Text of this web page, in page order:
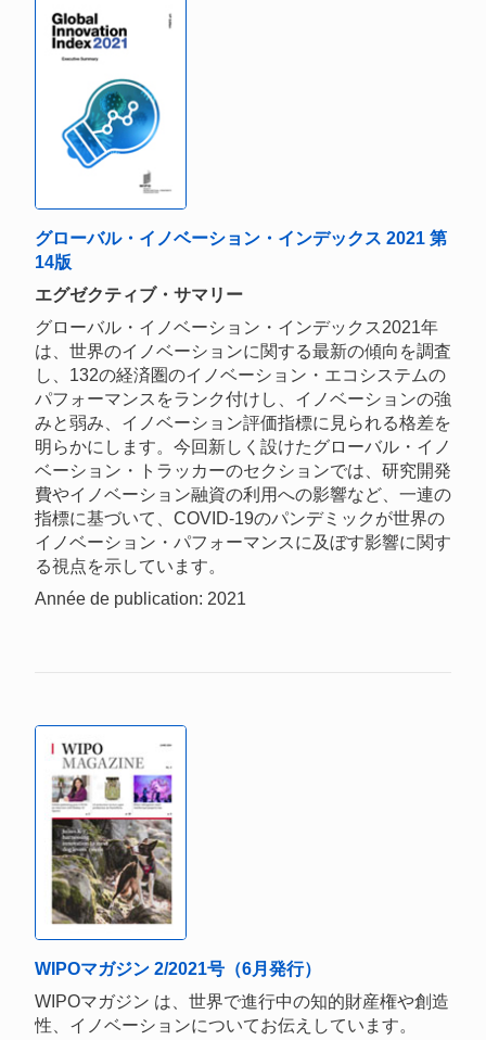
グローバル・イノベーション・インデックス 2021 第
14版
エグゼクティブ・サマリー
グローバル・イノベーション・インデックス2021年
は、世界のイノベーションに関する最新の傾向を調査
し、132の経済圏のイノベーション・エコシステムの
パフォーマンスをランク付けし、イノベーションの強
みと弱み、イノベーション評価指標に見られる格差を
明らかにします。今回新しく設けたグローバル・イノ
ベーション・トラッカーのセクションでは、研究開発
費やイノベーション融資の利用への影響など、一連の
指標に基づいて、COVID-19のパンデミックが世界の
イノベーション・パフォーマンスに及ぼす影響に関す
る視点を示しています。
Année de publication: 2021
WIPOマガジン 2/2021号（6月発行）
WIPOマガジン は、世界で進行中の知的財産権や創造
性、イノベーションについてお伝えしています。